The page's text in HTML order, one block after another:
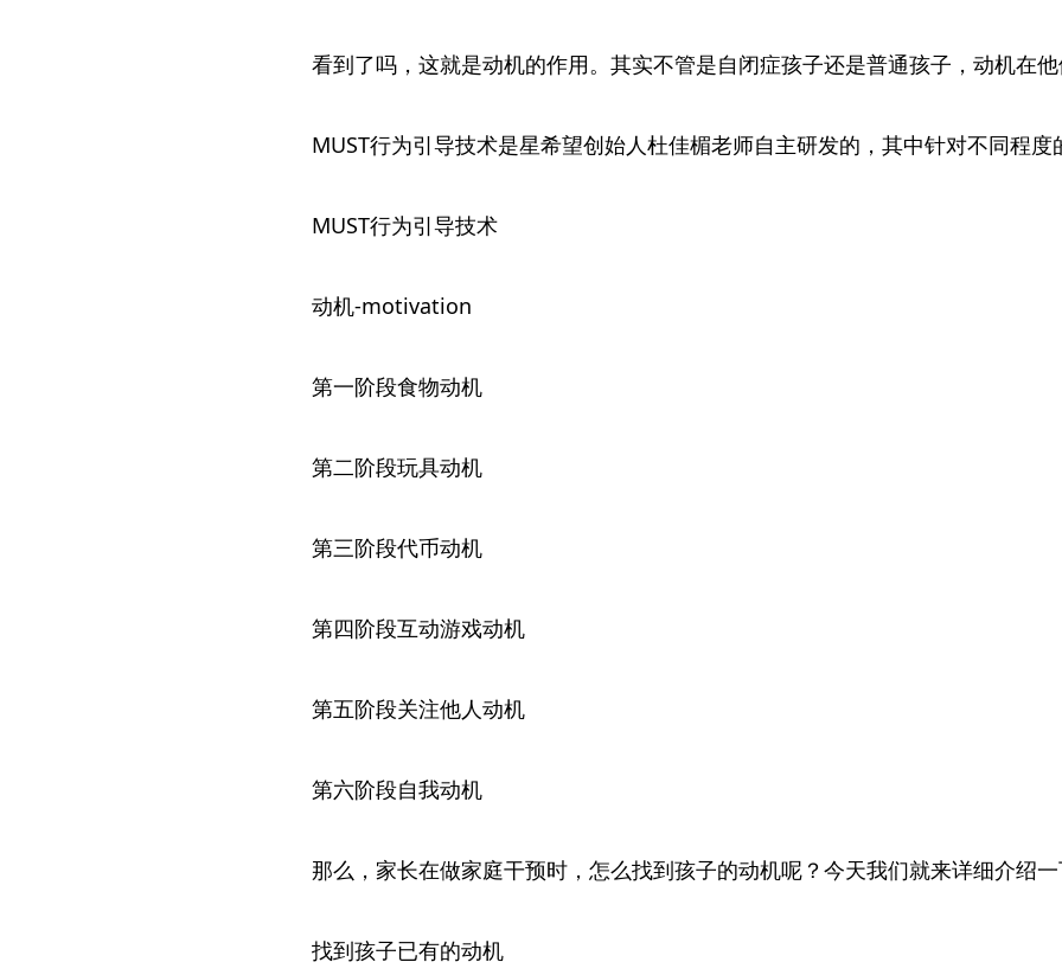
看到了吗，这就是动机的作用。其实不管是自闭症孩子还是普通孩子，动机在
MUST行为引导技术是星希望创始人杜佳楣老师自主研发的，其中针对不同程
MUST行为引导技术
动机-motivation
第一阶段食物动机
第二阶段玩具动机
第三阶段代币动机
第四阶段互动游戏动机
第五阶段关注他人动机
第六阶段自我动机
那么，家长在做家庭干预时，怎么找到孩子的动机呢？今天我们就来详细介绍
找到孩子已有的动机